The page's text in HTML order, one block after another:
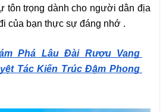
tôn trọng dành cho người dân địa
của bạn thực sự đáng nhớ .
Phá Lâu Đài Rượu Vang
Tác Kiến Trúc Đậm Phong